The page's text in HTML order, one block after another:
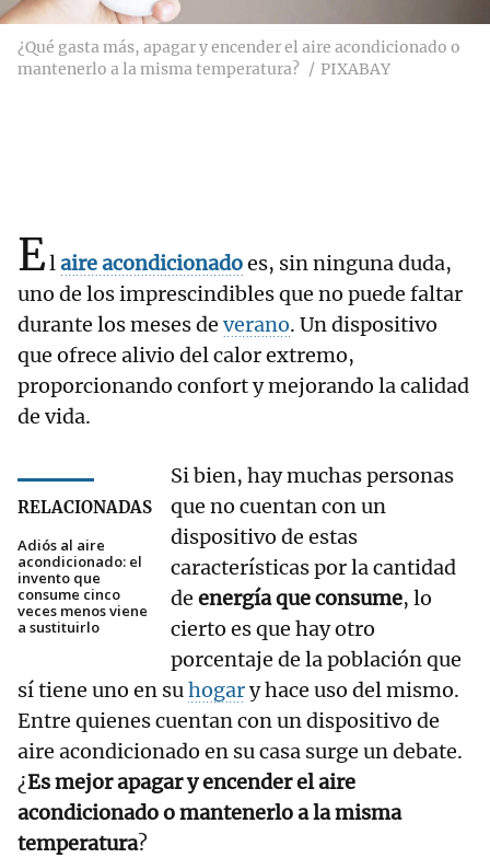
¿Qué gasta más, apagar y encender el aire acondicionado o
mantenerlo a la misma temperatura?
PIXABAY
Elaire acondicionadoes, sin ninguna duda,
uno de los imprescindibles que no puede faltar
durante los meses de verano. Un dispositivo
que ofrece alivio del calor extremo,
proporcionando confort y mejorando la calidad
de vida.
RELACIONADAS
Adiós al aire
acondicionado: el
invento que
consume cinco
veces menos viene
a sustituirlo
Si bien, hay muchas personas
que no cuentan con un
dispositivo de estas
características por la cantidad
de energía que consume, lo
cierto es que hay otro
porcentaje de la población que
sí tiene uno en suhogary hace uso del mismo.
Entre quienes cuentan con un dispositivo de
aire acondicionado en su casa surge un debate.
¿Es mejor apagar y encender el aire
acondicionado o mantenerlo a la misma
temperatura?